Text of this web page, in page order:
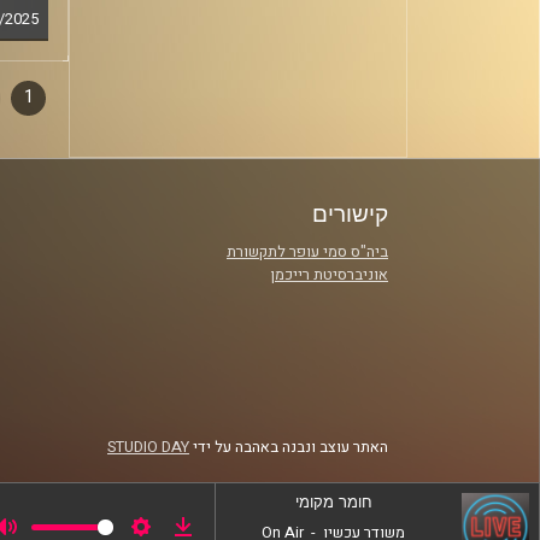
סגירה
1
קישורים
ביה"ס סמי עופר לתקשורת
אוניברסיטת רייכמן
האתר עוצב ונבנה באהבה על ידיSTUDIO DAY
חומר מקומי
משודר עכשיו -
On Air